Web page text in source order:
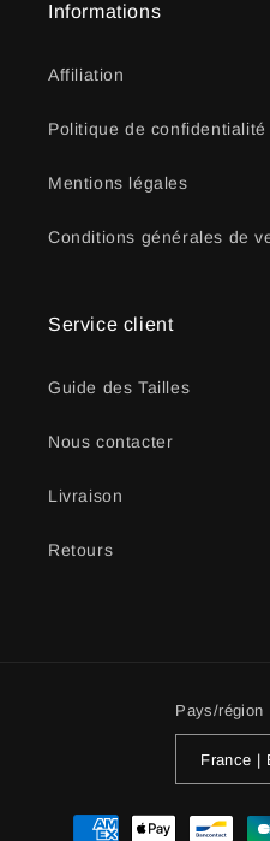
Informations
Affiliation
Politique de confidentialité
Mentions légales
Conditions générales de
Service client
Guide des Tailles
Nous contacter
Livraison
Retours
Pays/région
Moyens